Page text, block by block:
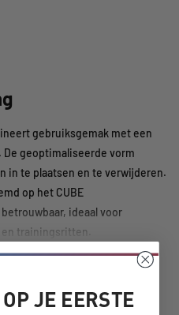
gebruiksgemak met een
geoptimaliseerde vorm
in te plaatsen en te verwijderen.
op het CUBE
ideaal voor
trainingsritten.
JE EERSTE